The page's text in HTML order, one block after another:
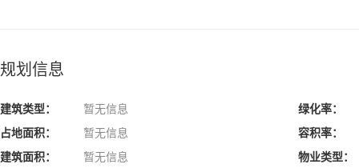
规划信息
建筑类型： 暂无信息
绿化率：
占地面积：
暂无信息
容积率：
建筑面积：
暂无信息
物业类型：